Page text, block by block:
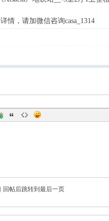
情，请加微信咨询casa_1314
回帖后跳转到最后一页